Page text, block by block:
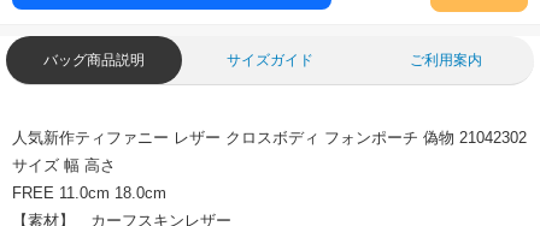
バッグ商品説明 サイズガイド ご利用案内
人気新作ティファニー レザー クロスボディ フォンポーチ 偽物 21042302
サイズ 幅 高さ
FREE 11.0cm 18.0cm
【素材】 カーフスキンレザー